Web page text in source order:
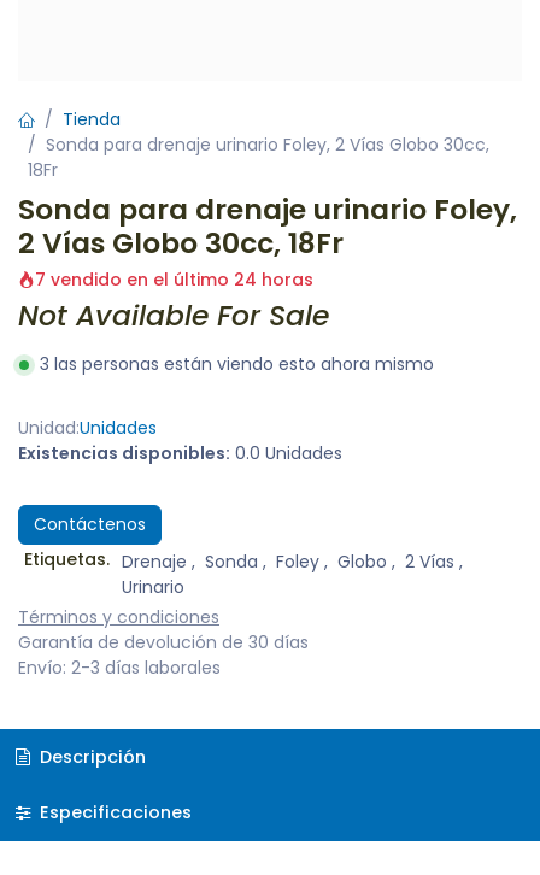
Tienda
Sonda para drenaje urinario Foley, 2 Vías Globo 30cc,
18Fr
Sonda para drenaje urinario Foley,
2 Vías Globo 30cc, 18Fr
7 vendido en el último 24 horas
Not Available For Sale
3 las personas están viendo esto ahora mismo
Unidad:Unidades
Existencias disponibles: 0.0 Unidades
Contáctenos
Etiquetas. Drenaje , Sonda , Foley, Globo , 2 Vías ,
Urinario
Términos y condiciones
Garantía de devolución de 30 días
Envío: 2-3 días laborales
Descripción
Especificaciones